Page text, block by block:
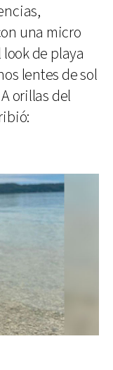
una micro
de playa
lentes de sol
orillas del